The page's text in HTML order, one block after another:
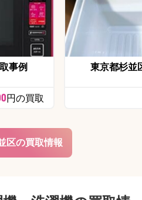
事例
円の買取
東京都杉並
区の買取情報